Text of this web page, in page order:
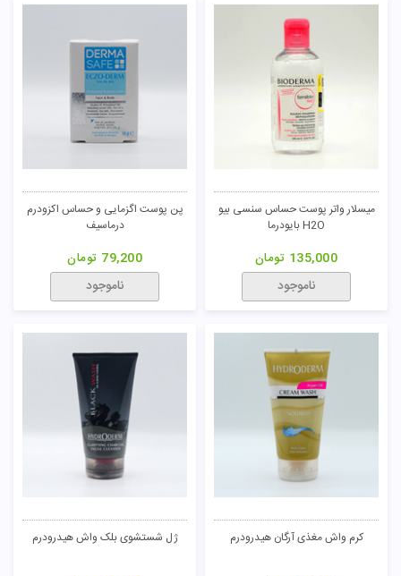
میسلار واتر پوست حساس سنسی بیو
H2O بایودرما
135,000 تومان
ناموجود
پن پوست اگزمایی و حساس اکزودرم
درماسیف
79,200 تومان
ناموجود
کرم واش مغذی آرگان هیدرودرم ژل شستشوی بلک واش هیدرودرم